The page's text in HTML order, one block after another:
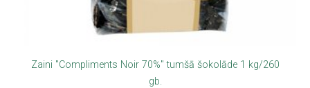
Zaini "Compliments Noir 70%" tumšā šokolāde 1 kg/260
gb.